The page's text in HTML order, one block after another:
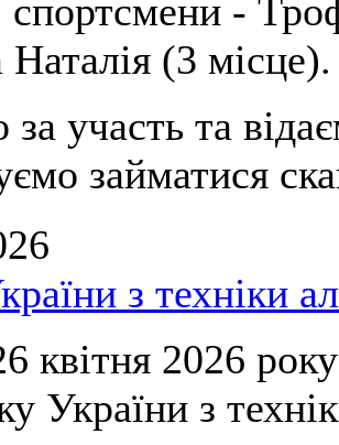
спортсмени -
(3 місце).
участь та
займатися
з техніки
квітня 2026
України з